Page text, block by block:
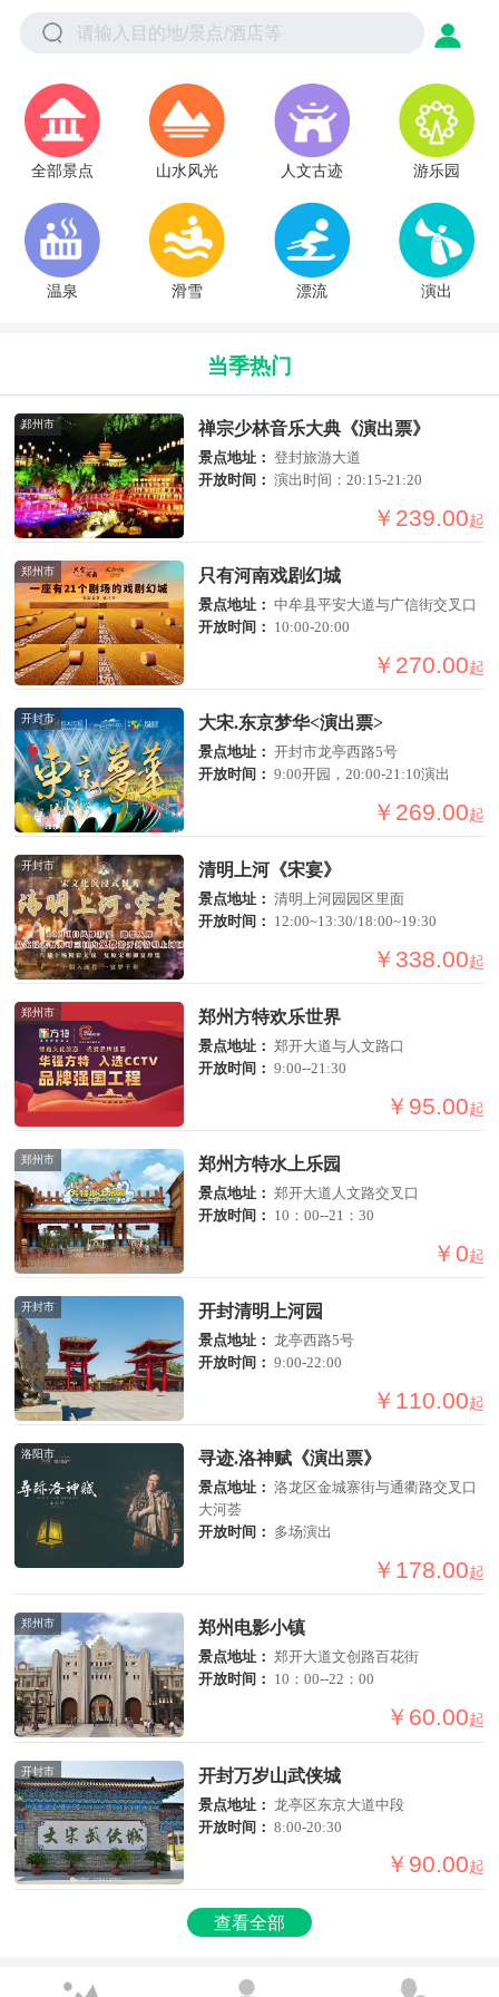
全部景点 山水风光 人文古迹 游乐园
温泉 滑雪 漂流 演出
当季热门
郑州市 禅宗少林音乐大典《演出票》
景点地址： 登封旅游大道
开放时间： 演出时间：20:15-21:20
￥239.00起
郑州市 只有河南戏剧幻城
景点地址： 中牟县平安大道与广信街交叉口
开放时间： 10:00-20:00
￥270.00起
开封市 大宋.东京梦华<演出票>
景点地址： 开封市龙亭西路5号
开放时间： 9:00开园，20:00-21:10演出
￥269.00起
开封市 清明上河《宋宴》
景点地址： 清明上河园园区里面
开放时间： 12:00~13:30/18:00~19:30
￥338.00起
郑州市 郑州方特欢乐世界
景点地址： 郑开大道与人文路口
开放时间： 9:00--21:30
￥95.00起
郑州市 郑州方特水上乐园
景点地址： 郑开大道人文路交叉口
开放时间： 10：00--21：30
￥0起
开封市 开封清明上河园
景点地址： 龙亭西路5号
开放时间： 9:00-22:00
￥110.00起
洛阳市 寻迹.洛神赋《演出票》
景点地址： 洛龙区金城寨街与通衢路交叉口
大河荟
开放时间： 多场演出
￥178.00起
郑州市 郑州电影小镇
景点地址： 郑开大道文创路百花街
开放时间： 10：00--22：00
￥60.00起
开封市 开封万岁山武侠城
景点地址： 龙亭区东京大道中段
开放时间： 8:00-20:30
￥90.00起
查看全部